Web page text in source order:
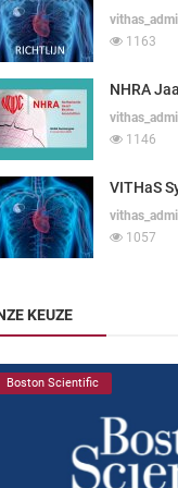
1163
NHRA
1146
VITHaS
1057
KEUZE
Boston Scientific